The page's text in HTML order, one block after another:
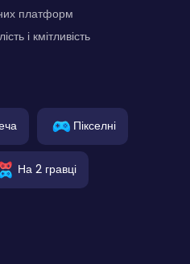
платформ
і кмітливість
Пікселні
На 2 гравці